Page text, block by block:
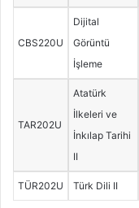
CBS220U
Dijital
Görüntü
İşleme
TAR202U
Atatürk
İlkeleri ve
İnkılap Tarihi
II
TÜR202U Türk Dili II